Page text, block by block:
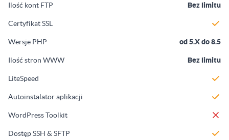
Ilość kont FTP Bez limitu
Certyfikat SSL
Wersje PHP od 5.X do 8.5
Ilość stron WWW Bez limitu
LiteSpeed
Autoinstalator aplikacji
WordPress Toolkit
Dostęp SSH & SFTP